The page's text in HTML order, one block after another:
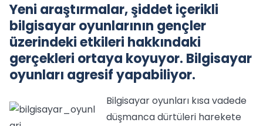
Yeni araştırmalar, şiddet içerikli
bilgisayar oyunlarının gençler
üzerindeki etkileri hakkındaki
gerçekleri ortaya koyuyor. Bilgisayar
oyunları agresif yapabiliyor.
Bilgisayar oyunları kısa vadede
düşmanca dürtüleri harekete